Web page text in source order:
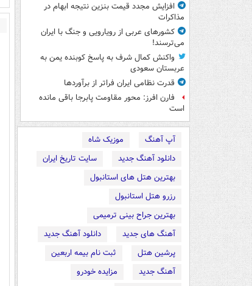
افزایش مجدد قیمت بنزین نتیجه ابهام در
مذاکرات
کشورهای عربی از رویارویی و جنگ با ایران
می‌ترسند!
واکنش کمال شرف به پاسخ کوبنده یمن به
عربستان سعودی
قدرت نظامی ایران فراتر از برآوردها
فارن افرز: محور مقاومت پابرجا باقی مانده
است
آپ آهنگ
موزیک شاه
دانلود آهنگ جدید
سایت تاریخ ایران
بهترین هتل های استانبول
رزرو هتل استانبول
بهترین جراح بینی ترمیمی
آهنگ های جدید
دانلود آهنگ جدید
پرشین هتل
ثبت نام بیمه اربعین
آهنگ جدید
مزایده خودرو